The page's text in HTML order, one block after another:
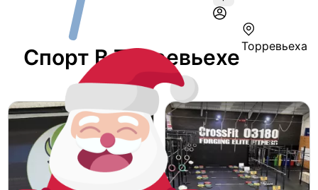
Торревьеха
Спорт В Торревьехе